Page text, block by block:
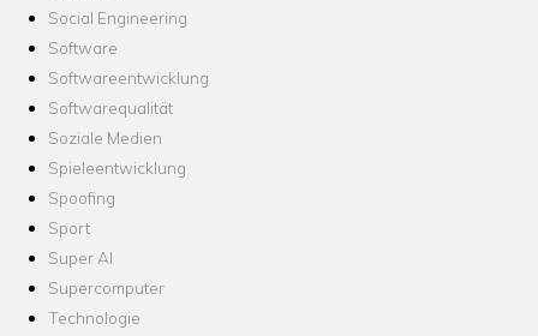
Social Engineering
Software
Softwareentwicklung
Softwarequalität
Soziale Medien
Spieleentwicklung
Spoofing
Sport
Super AI
Supercomputer
Technologie